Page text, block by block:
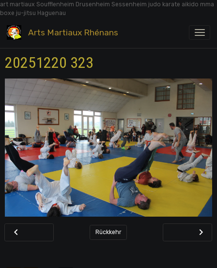
art martiaux Soufflenheim Drusenheim Sessenheim judo karate aikido mma
boxe ju-jitsu Haguenau
Arts Martiaux Rhénans
20251220 323
Rückkehr